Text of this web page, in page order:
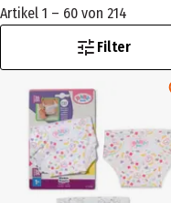
Artikel 1 – 60 von 214
Filter